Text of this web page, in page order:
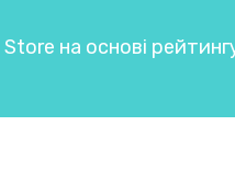
на основі